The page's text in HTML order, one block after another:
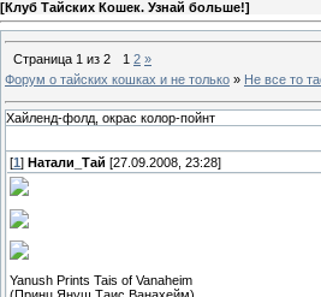
[Клуб Тайских Кошек. Узнай больше!]
Страница 1 из 2 1 2 »
Форум о тайских кошках и не только » Не все то
Хайленд-фолд, окрас колор-пойнт
[1] Натали_Тай [27.09.2008, 23:28]
Yanush Prints Tais of Vanaheim